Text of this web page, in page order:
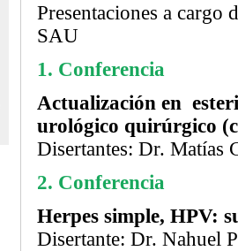
Presentaciones a cargo
SAU
1. Conferencia
Actualización en
urológico quirúrgico
Disertantes: Dr. Matías
2. Conferencia
Herpes simple, HPV:
Disertante: Dr. Nahuel